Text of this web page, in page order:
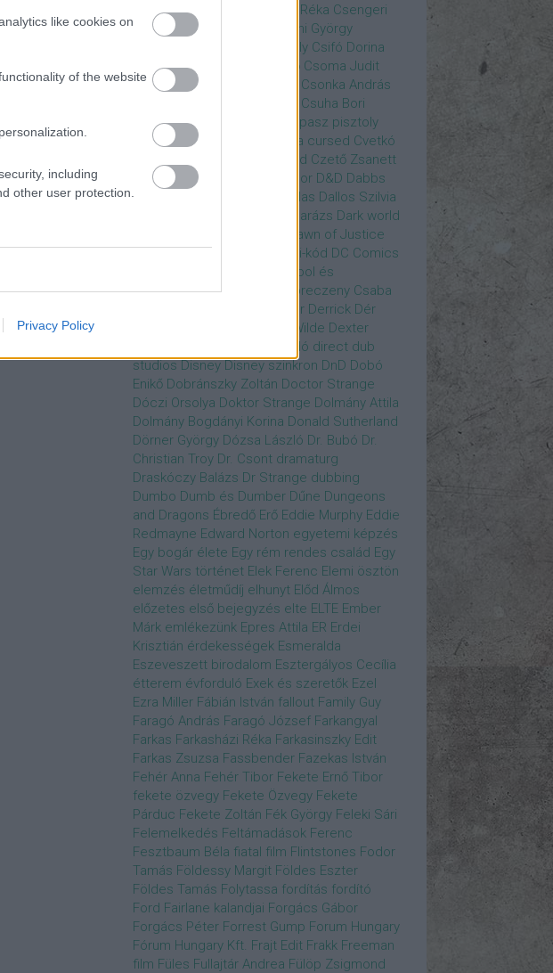
like cookies on
of the website
including
other user protection.
Privacy Policy
Róbert Cseke Péter Csellár Réka Csengeri
Attila
Csere Ágnes
Cserhalmi György
Csiby Gergely Csifó Dorina
Csillagok Háborúja
Csodanő Csoma Judit
Csomós Mari
Csonka András
Csuha Bori
Csuha Lajos
Csupasz pisztoly
Csurka László
Csűrös Karola cursed Cvetkó
Czető Roland Czető Zsanett
Czigány Judit
Czvetkó Sándor D&D Dabbs
Greer
Dallas Dallos Szilvia
Darázs Dark world
Dawn of Justice
Days of Future Past
Da Vinci-kód DC Comics
Deadpool és
Rozsomák Dead To Me
Debreczeny Csaba
Denevérember Derrick Dér
Devora Wilde Dexter
díjátadó direct dub
studios Disney Disney szinkron DnD Dobó
Enikő Dobránszky Zoltán Doctor Strange
Dóczi Orsolya Doktor Strange Dolmány Attila
Dolmány Bogdányi Korina Donald Sutherland
Dörner György Dózsa László Dr. Bubó Dr.
Christian Troy Dr. Csont dramaturg
Draskóczy Balázs Dr Strange dubbing
Dumbo Dumb és Dumber Dűne Dungeons
and Dragons Ébredő Erő Eddie Murphy Eddie
Redmayne Edward Norton egyetemi képzés
Egy bogár élete Egy rém rendes család Egy
Star Wars történet Elek Ferenc Elemi ösztön
elemzés életműdíj elhunyt Előd Álmos
előzetes első bejegyzés elte ELTE Ember
Márk emlékezünk Epres Attila ER Erdei
Krisztián érdekességek Esmeralda
Eszeveszett birodalom Esztergályos Cecília
étterem évforduló Exek és szeretők Ezel
Ezra Miller Fábián István fallout Family Guy
Faragó András Faragó József Farkangyal
Farkas Farkasházi Réka Farkasinszky Edit
Farkas Zsuzsa Fassbender Fazekas István
Fehér Anna Fehér Tibor Fekete Ernő Tibor
fekete özvegy Fekete Özvegy Fekete
Párduc Fekete Zoltán Fék György Feleki Sári
Felemelkedés Feltámadások Ferenc
Fesztbaum Béla fiatal film Flintstones Fodor
Tamás Földessy Margit Földes Eszter
Földes Tamás Folytassa fordítás fordító
Ford Fairlane kalandjai Forgács Gábor
Forgács Péter Forrest Gump Forum Hungary
Fórum Hungary Kft. Frajt Edit Frakk Freeman
film Füles Fullajtár Andrea Fülöp Zsigmond